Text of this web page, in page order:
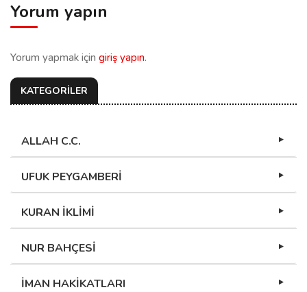
Yorum yapın
Yorum yapmak için giriş yapın.
KATEGORİLER
ALLAH C.C.
UFUK PEYGAMBERİ
KURAN İKLİMİ
NUR BAHÇESİ
İMAN HAKİKATLARI